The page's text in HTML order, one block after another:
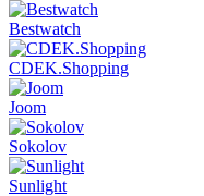
Bestwatch
CDEK.Shopping
Joom
Sokolov
Sunlight